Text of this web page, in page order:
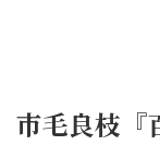
市毛良枝『